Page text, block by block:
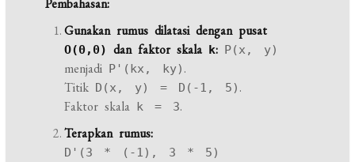
Pembahasan:
Gunakan rumus dilatasi dengan pusat
O(0,0) dan faktor skala k: P(x, y)
menjadi P'(kx, ky) .
Titik D(x, y) = D(-1, 5) .
Faktor skala k = 3.
Terapkan rumus:
D'(3 * (-1), 3 * 5)